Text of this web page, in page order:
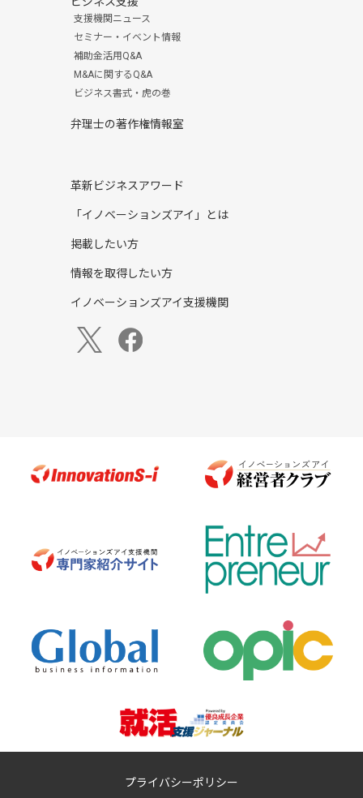
支援機関ニュース
セミナー・イベント情報
補助金活用Q&A
M&Aに関するQ&A
ビジネス書式・虎の巻
弁理士の著作権情報室
革新ビジネスアワード
「イノベーションズアイ」とは
掲載したい方
情報を取得したい方
イノベーションズアイ支援機関
プライバシーポリシー